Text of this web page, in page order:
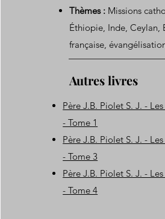
Thèmes : Missions
Éthiopie, Inde, Ceylan,
française,
Autres livres
Père J.B. Piolet S. J. -
- Tome 1
Père J.B. Piolet S. J. -
- Tome 3
Père J.B. Piolet S. J. -
- Tome 4